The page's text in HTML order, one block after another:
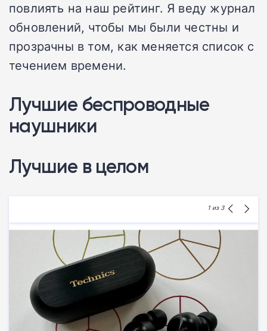
повлиять на наш рейтинг. Я веду журнал
обновлений, чтобы мы были честны и
прозрачны в том, как меняется список с
течением времени.
Лучшие беспроводные
наушники
Лучшие в целом
1 из 3